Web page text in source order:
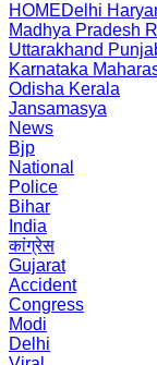
HOMEDelhi
Madhya Pradesh
Uttarakhand
Karnataka
Odisha Kerala
Jansamasya
News
Bjp
National
Police
Bihar
India
कांग्रेस
Gujarat
Accident
Congress
Modi
Delhi